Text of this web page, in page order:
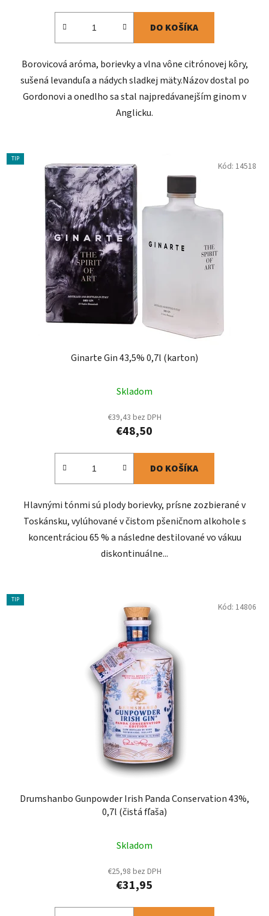
DO KOŠÍKA
Borovicová aróma, borievky a vlna vône citrónovej kôry,
sušená levanduľa a nádych sladkej mäty.Názov dostal po
Gordonovi a onedlho sa stal najpredávanejším ginom v
Anglicku.
TIP
Ginarte Gin 43,5% 0,7l (karton)
Skladom
€39,43 bez DPH
€48,50
DO KOŠÍKA
Hlavnými tónmi sú plody borievky, prísne zozbierané v
Toskánsku, vylúhované v čistom pšeničnom alkohole s
koncentráciou 65 % a následne destilované vo vákuu
diskontinuálne...
Kód: 14518
TIP
Drumshanbo Gunpowder Irish Panda Conservation 43%,
0,7l (čistá fľaša)
Skladom
€25,98 bez DPH
€31,95
Kód: 14806